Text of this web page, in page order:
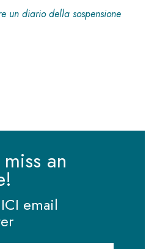
un diario della sospensione
an
email